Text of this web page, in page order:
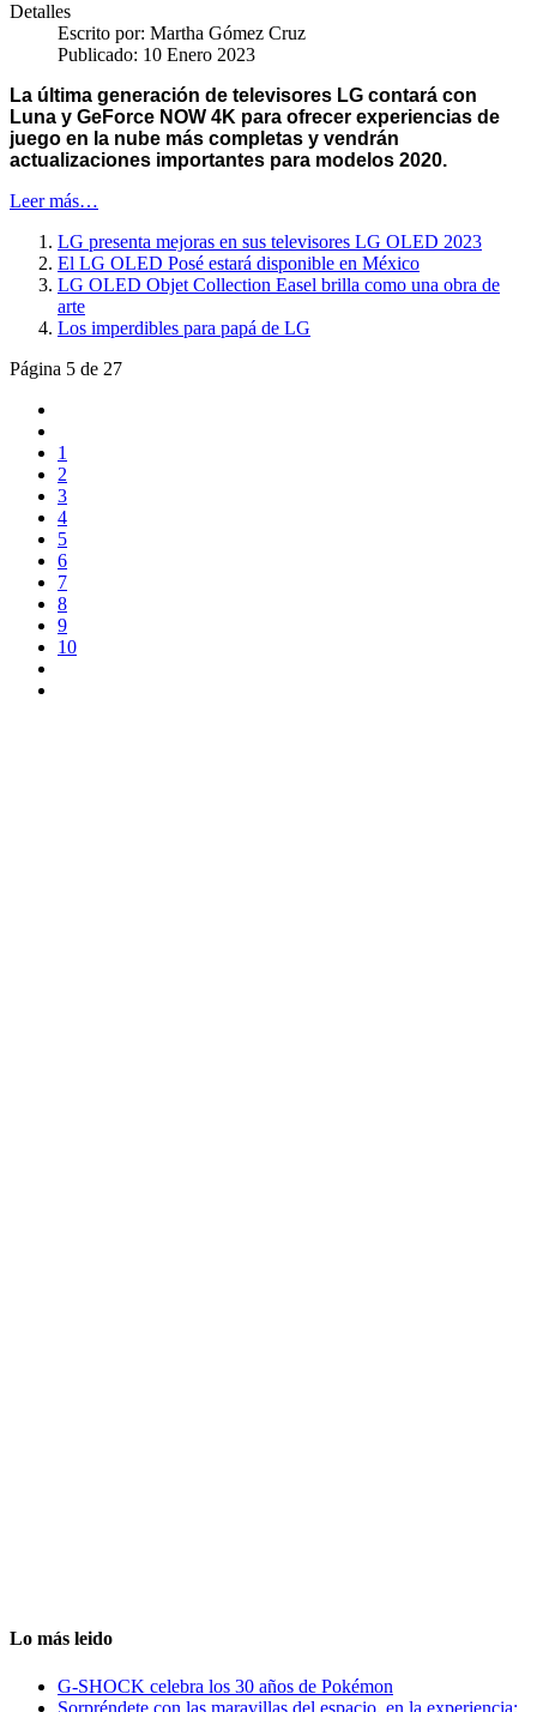
Detalles
Escrito por: Martha Gómez Cruz
Publicado: 10 Enero 2023
La última generación de televisores LG contará con
Luna y GeForce NOW 4K para ofrecer experiencias de
juego en la nube más completas y vendrán
actualizaciones importantes para modelos 2020.
Leer más…
LG presenta mejoras en sus televisores LG OLED 2023
El LG OLED Posé estará disponible en México
LG OLED Objet Collection Easel brilla como una obra de
arte
Los imperdibles para papá de LG
Página 5 de 27
1
2
3
4
5
6
7
8
9
10
Lo más leido
G-SHOCK celebra los 30 años de Pokémon
Sorpréndete con las maravillas del espacio, en la experiencia: